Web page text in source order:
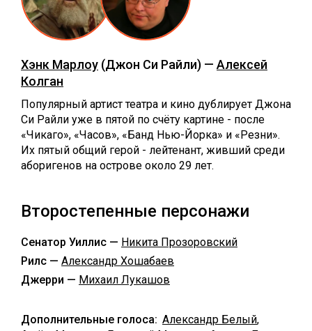
Хэнк Марлоу (Джон Си Райли) — Алексей
Колган
Популярный артист театра и кино дублирует Джона
Си Райли уже в пятой по счёту картине - после
«Чикаго», «Часов», «Банд Нью-Йорка» и «Резни».
Их пятый общий герой - лейтенант, живший среди
аборигенов на острове около 29 лет.
Второстепенные персонажи
Сенатор Уиллис — Никита Прозоровский
Рилс — Александр Хошабаев
Джерри — Михаил Лукашов
Дополнительные голоса: Александр Белый,